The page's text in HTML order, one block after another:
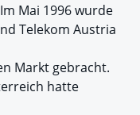
Mai 1996 wurde
Telekom Austria
Markt gebracht.
hatte